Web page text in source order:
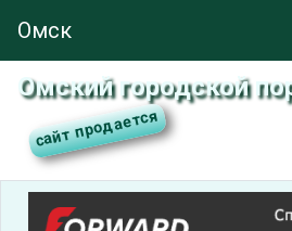
Омск
Омский городской